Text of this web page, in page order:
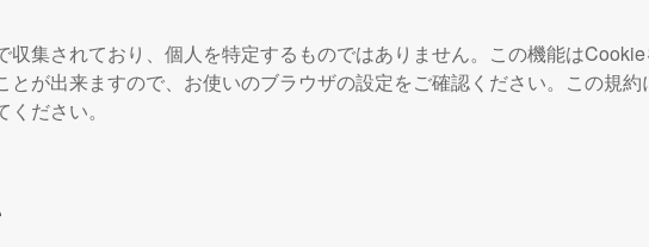
収集されており、個人を特定するものではありません。この機能は
が出来ますので、お使いのブラウザの設定をご確認ください。この規約
ください。